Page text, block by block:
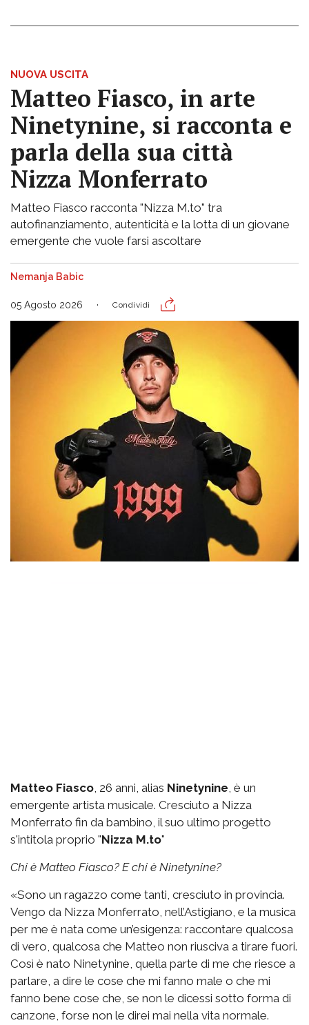
NUOVA USCITA
Matteo Fiasco, in arte
Ninetynine, si racconta e
parla della sua città
Nizza Monferrato
Matteo Fiasco racconta "Nizza M.to" tra
autofinanziamento, autenticità e la lotta di un giovane
emergente che vuole farsi ascoltare
Nemanja Babic
05 Agosto 2026 Condividi
Matteo Fiasco, 26 anni, alias Ninetynine, è un
emergente artista musicale. Cresciuto a Nizza
Monferrato fin da bambino, il suo ultimo progetto
s'intitola proprio "Nizza M.to"
Chi è Matteo Fiasco? E chi è Ninetynine?
«Sono un ragazzo come tanti, cresciuto in provincia.
Vengo da Nizza Monferrato, nell’Astigiano, e la musica
per me è nata come un’esigenza: raccontare qualcosa
di vero, qualcosa che Matteo non riusciva a tirare fuori.
Così è nato Ninetynine, quella parte di me che riesce a
parlare, a dire le cose che mi fanno male o che mi
fanno bene cose che, se non le dicessi sotto forma di
canzone, forse non le direi mai nella vita normale.